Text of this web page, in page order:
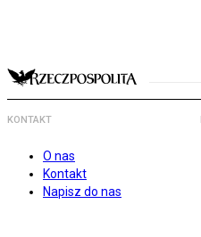
KONTAKT
O nas
Kontakt
Napisz do nas